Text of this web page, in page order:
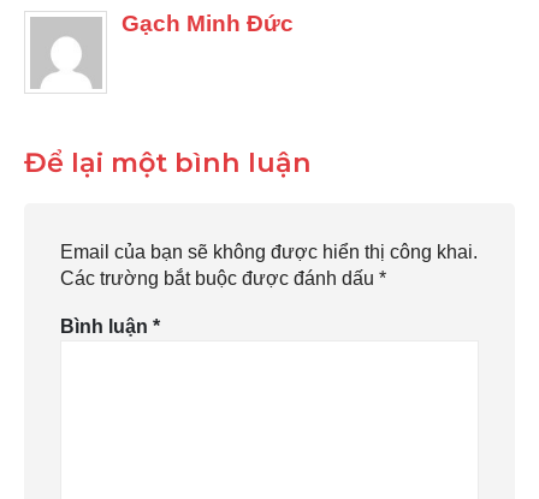
Gạch Minh Đức
Để lại một bình luận
Email của bạn sẽ không được hiển thị công khai.
Các trường bắt buộc được đánh dấu *
Bình luận *